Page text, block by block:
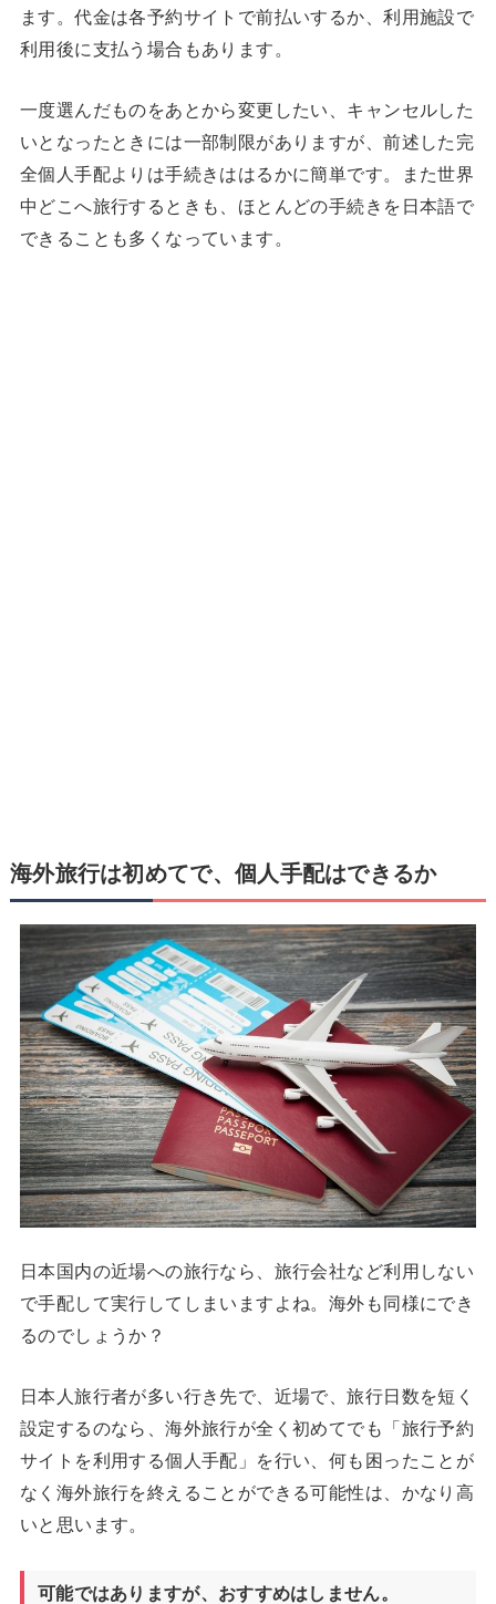
ます。代金は各予約サイトで前払いするか、利用施設で
利用後に支払う場合もあります。
一度選んだものをあとから変更したい、キャンセルした
いとなったときには一部制限がありますが、前述した完
全個人手配よりは手続きははるかに簡単です。また世界
中どこへ旅行するときも、ほとんどの手続きを日本語で
できることも多くなっています。
海外旅行は初めてで、個人手配はできるか
日本国内の近場への旅行なら、旅行会社など利用しない
で手配して実行してしまいますよね。海外も同様にでき
るのでしょうか？
日本人旅行者が多い行き先で、近場で、旅行日数を短く
設定するのなら、海外旅行が全く初めてでも「旅行予約
サイトを利用する個人手配」を行い、何も困ったことが
なく海外旅行を終えることができる可能性は、かなり高
いと思います。
可能ではありますが、おすすめはしません。